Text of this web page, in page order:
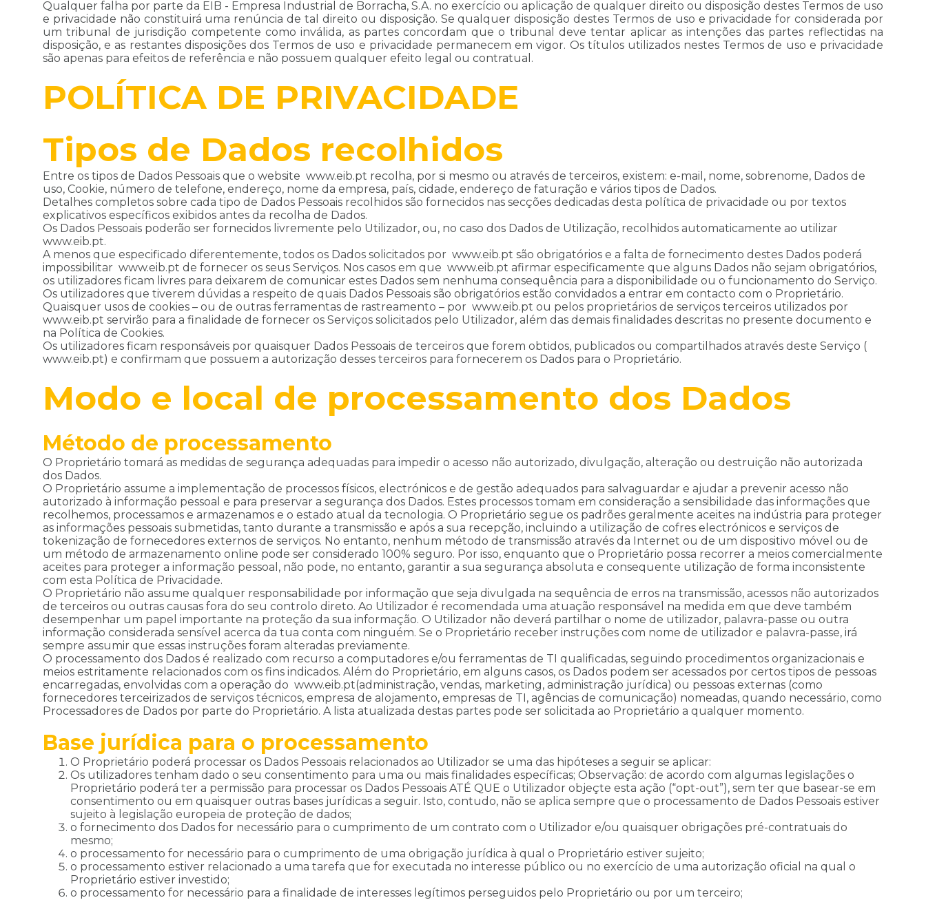
Qualquer falha por parte da EIB - Empresa Industrial de Borracha, S.A. no exercício ou aplicação de qualquer direito ou disposição destes Termos de uso
e privacidade não constituirá uma renúncia de tal direito ou disposição. Se qualquer disposição destes Termos de uso e privacidade for considerada por
um tribunal de jurisdição competente como inválida, as partes concordam que o tribunal deve tentar aplicar as intenções das partes reflectidas na
disposição, e as restantes disposições dos Termos de uso e privacidade permanecem em vigor. Os títulos utilizados nestes Termos de uso e privacidade
são apenas para efeitos de referência e não possuem qualquer efeito legal ou contratual.
POLÍTICA DE PRIVACIDADE
Tipos de Dados recolhidos
Entre os tipos de Dados Pessoais que o website www.eib.pt recolha, por si mesmo ou através de terceiros, existem: e-mail, nome, sobrenome, Dados de
uso, Cookie, número de telefone, endereço, nome da empresa, país, cidade, endereço de faturação e vários tipos de Dados.
Detalhes completos sobre cada tipo de Dados Pessoais recolhidos são fornecidos nas secções dedicadas desta política de privacidade ou por textos
explicativos específicos exibidos antes da recolha de Dados.
Os Dados Pessoais poderão ser fornecidos livremente pelo Utilizador, ou, no caso dos Dados de Utilização, recolhidos automaticamente ao utilizar
www.eib.pt.
A menos que especificado diferentemente, todos os Dados solicitados por www.eib.pt são obrigatórios e a falta de fornecimento destes Dados poderá
impossibilitar www.eib.pt de fornecer os seus Serviços. Nos casos em que www.eib.pt afirmar especificamente que alguns Dados não sejam obrigatórios,
os utilizadores ficam livres para deixarem de comunicar estes Dados sem nenhuma consequência para a disponibilidade ou o funcionamento do Serviço.
Os utilizadores que tiverem dúvidas a respeito de quais Dados Pessoais são obrigatórios estão convidados a entrar em contacto com o Proprietário.
Quaisquer usos de cookies – ou de outras ferramentas de rastreamento – por www.eib.pt ou pelos proprietários de serviços terceiros utilizados por
www.eib.pt servirão para a finalidade de fornecer os Serviços solicitados pelo Utilizador, além das demais finalidades descritas no presente documento e
na Política de Cookies.
Os utilizadores ficam responsáveis por quaisquer Dados Pessoais de terceiros que forem obtidos, publicados ou compartilhados através deste Serviço (
www.eib.pt) e confirmam que possuem a autorização desses terceiros para fornecerem os Dados para o Proprietário.
Modo e local de processamento dos Dados
Método de processamento
O Proprietário tomará as medidas de segurança adequadas para impedir o acesso não autorizado, divulgação, alteração ou destruição não autorizada
dos Dados.
O Proprietário assume a implementação de processos físicos, electrónicos e de gestão adequados para salvaguardar e ajudar a prevenir acesso não
autorizado à informação pessoal e para preservar a segurança dos Dados. Estes processos tomam em consideração a sensibilidade das informações que
recolhemos, processamos e armazenamos e o estado atual da tecnologia. O Proprietário segue os padrões geralmente aceites na indústria para proteger
as informações pessoais submetidas, tanto durante a transmissão e após a sua recepção, incluindo a utilização de cofres electrónicos e serviços de
tokenização de fornecedores externos de serviços. No entanto, nenhum método de transmissão através da Internet ou de um dispositivo móvel ou de
um método de armazenamento online pode ser considerado 100% seguro. Por isso, enquanto que o Proprietário possa recorrer a meios comercialmente
aceites para proteger a informação pessoal, não pode, no entanto, garantir a sua segurança absoluta e consequente utilização de forma inconsistente
com esta Política de Privacidade.
O Proprietário não assume qualquer responsabilidade por informação que seja divulgada na sequência de erros na transmissão, acessos não autorizados
de terceiros ou outras causas fora do seu controlo direto. Ao Utilizador é recomendada uma atuação responsável na medida em que deve também
desempenhar um papel importante na proteção da sua informação. O Utilizador não deverá partilhar o nome de utilizador, palavra-passe ou outra
informação considerada sensível acerca da tua conta com ninguém. Se o Proprietário receber instruções com nome de utilizador e palavra-passe, irá
sempre assumir que essas instruções foram alteradas previamente.
O processamento dos Dados é realizado com recurso a computadores e/ou ferramentas de TI qualificadas, seguindo procedimentos organizacionais e
meios estritamente relacionados com os fins indicados. Além do Proprietário, em alguns casos, os Dados podem ser acessados por certos tipos de pessoas
encarregadas, envolvidas com a operação do www.eib.pt(administração, vendas, marketing, administração jurídica) ou pessoas externas (como
fornecedores terceirizados de serviços técnicos, empresa de alojamento, empresas de TI, agências de comunicação) nomeadas, quando necessário, como
Processadores de Dados por parte do Proprietário. A lista atualizada destas partes pode ser solicitada ao Proprietário a qualquer momento.
Base jurídica para o processamento
O Proprietário poderá processar os Dados Pessoais relacionados ao Utilizador se uma das hipóteses a seguir se aplicar:
Os utilizadores tenham dado o seu consentimento para uma ou mais finalidades específicas; Observação: de acordo com algumas legislações o
Proprietário poderá ter a permissão para processar os Dados Pessoais ATÉ QUE o Utilizador objeçte esta ação (“opt-out”), sem ter que basear-se em
consentimento ou em quaisquer outras bases jurídicas a seguir. Isto, contudo, não se aplica sempre que o processamento de Dados Pessoais estiver
sujeito à legislação europeia de proteção de dados;
o fornecimento dos Dados for necessário para o cumprimento de um contrato com o Utilizador e/ou quaisquer obrigações pré-contratuais do
mesmo;
o processamento for necessário para o cumprimento de uma obrigação jurídica à qual o Proprietário estiver sujeito;
o processamento estiver relacionado a uma tarefa que for executada no interesse público ou no exercício de uma autorização oficial na qual o
Proprietário estiver investido;
o processamento for necessário para a finalidade de interesses legítimos perseguidos pelo Proprietário ou por um terceiro;